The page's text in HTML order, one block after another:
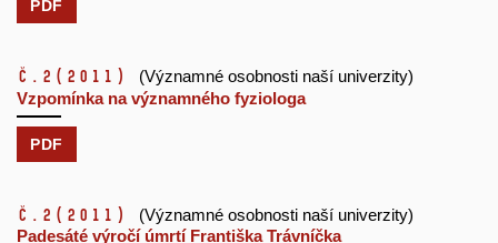
PDF
č.2 (2011)
(Významné osobnosti naší univerzity)
Vzpomínka na významného fyziologa
PDF
č.2 (2011)
(Významné osobnosti naší univerzity)
Padesáté výročí úmrtí Františka Trávníčka